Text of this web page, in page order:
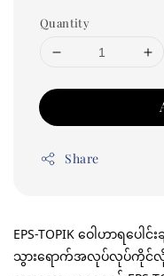
Quantity
Share
EPS-TOPIK ဝေါဟာရပေ
သွားရောက်အလုပ်လုပ်ကိုင်လို